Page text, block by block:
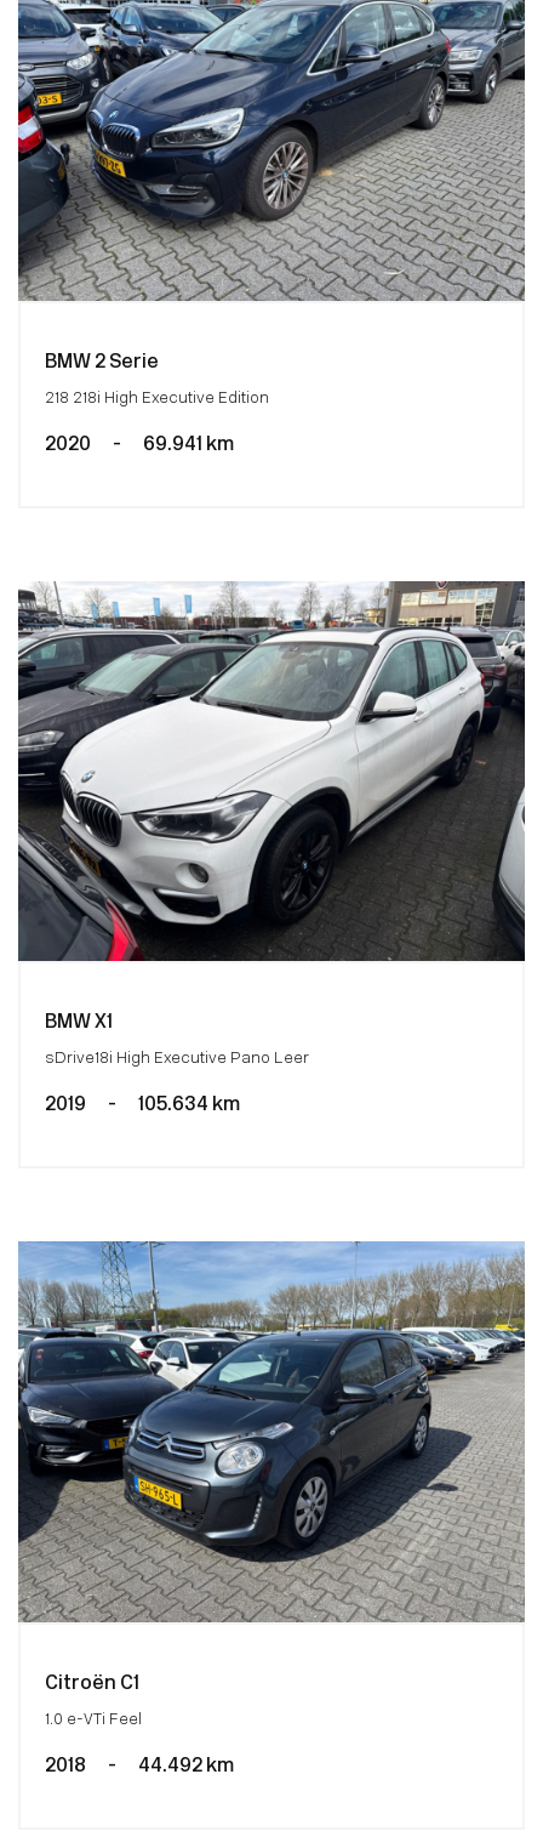
BMW 2 Serie
218 218i High Executive Edition
2020 - 69.941 km
BMW X1
sDrive18i High Executive Pano Leer
2019 - 105.634 km
Citroën C1
1.0 e-VTi Feel
2018 - 44.492 km